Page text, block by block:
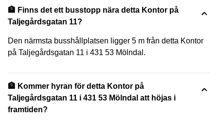
🏦 Finns det ett busstopp nära detta Kontor på
Taljegårdsgatan 11?
Den närmsta busshållplatsen ligger 5 m från detta Kontor
på Taljegårdsgatan 11 i 431 53 Mölndal.
🏦 Kommer hyran för detta Kontor på
Taljegårdsgatan 11 i 431 53 Mölndal att höjas i
framtiden?